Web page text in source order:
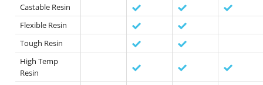
Castable Resin
Flexible Resin
Tough Resin
High Temp
Resin